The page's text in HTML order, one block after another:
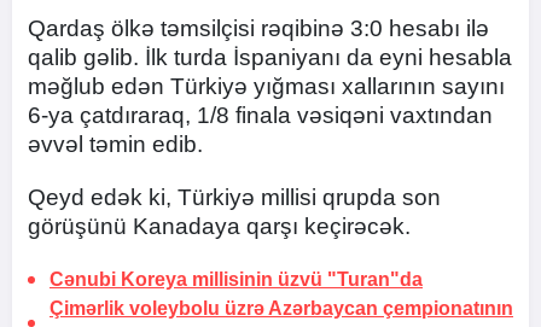
Qardaş ölkə təmsilçisi rəqibinə 3:0 hesabı ilə
qalib gəlib. İlk turda İspaniyanı da eyni hesabla
məğlub edən Türkiyə yığması xallarının sayını
6-ya çatdıraraq, 1/8 finala vəsiqəni vaxtından
əvvəl təmin edib.
Qeyd edək ki, Türkiyə millisi qrupda son
görüşünü Kanadaya qarşı keçirəcək.
Cənubi Koreya millisinin üzvü "Turan"da
Çimərlik voleybolu üzrə Azərbaycan çempionatının